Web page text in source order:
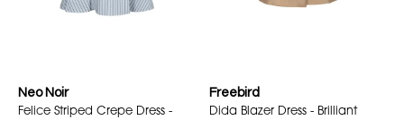
Neo Noir
Felice Striped Crepe Dress -
Freebird
Dida Blazer Dress - Brilliant